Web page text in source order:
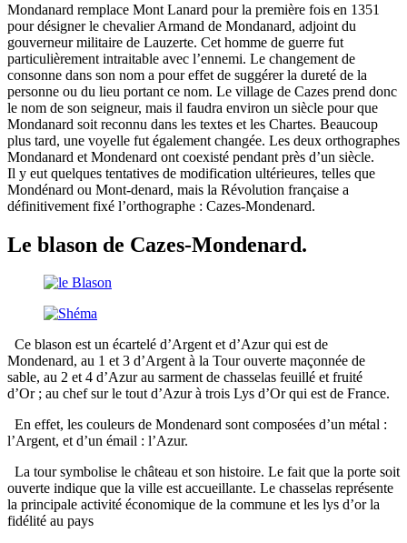
Mondanard remplace Mont Lanard pour la première fois en 1351
pour désigner le chevalier Armand de Mondanard, adjoint du
gouverneur militaire de Lauzerte. Cet homme de guerre fut
particulièrement intraitable avec l’ennemi. Le changement de
consonne dans son nom a pour effet de suggérer la dureté de la
personne ou du lieu portant ce nom. Le village de Cazes prend donc
le nom de son seigneur, mais il faudra environ un siècle pour que
Mondanard soit reconnu dans les textes et les Chartes. Beaucoup
plus tard, une voyelle fut également changée. Les deux orthographes
Mondanard et Mondenard ont coexisté pendant près d’un siècle.
Il y eut quelques tentatives de modification ultérieures, telles que
Mondénard ou Mont-denard, mais la Révolution française a
définitivement fixé l’orthographe : Cazes-Mondenard.
Le blason de Cazes-Mondenard.
Ce blason est un écartelé d’Argent et d’Azur qui est de
Mondenard, au 1 et 3 d’Argent à la Tour ouverte maçonnée de
sable, au 2 et 4 d’Azur au sarment de chasselas feuillé et fruité
d’Or ; au chef sur le tout d’Azur à trois Lys d’Or qui est de France.
En effet, les couleurs de Mondenard sont composées d’un métal :
l’Argent, et d’un émail : l’Azur.
La tour symbolise le château et son histoire. Le fait que la porte soit
ouverte indique que la ville est accueillante. Le chasselas représente
la principale activité économique de la commune et les lys d’or la
fidélité au pays